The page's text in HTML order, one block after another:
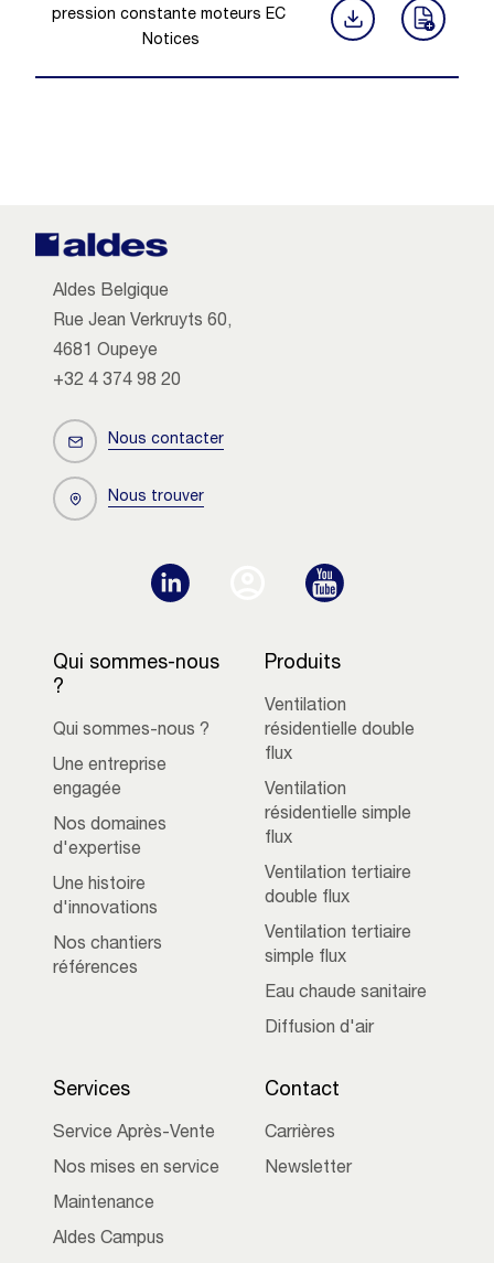
pression constante moteurs EC
Notices
Aldes Belgique
Rue Jean Verkruyts 60,
4681 Oupeye
+32 4 374 98 20
Nous contacter
Nous trouver
Qui sommes-nous
?
Qui sommes-nous ?
Une entreprise
engagée
Nos domaines
d'expertise
Une histoire
d'innovations
Nos chantiers
références
Produits
Ventilation
résidentielle double
flux
Ventilation
résidentielle simple
flux
Ventilation tertiaire
double flux
Ventilation tertiaire
simple flux
Eau chaude sanitaire
Diffusion d'air
Services
Service Après-Vente
Nos mises en service
Maintenance
Aldes Campus
Contact
Carrières
Newsletter